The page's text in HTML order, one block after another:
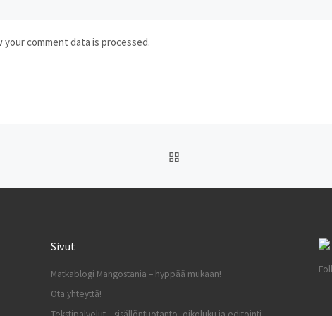
your comment data is processed.
Sivut
Matkablogi Mangostania – hyppää mukaan!
Ota yhteyttä!